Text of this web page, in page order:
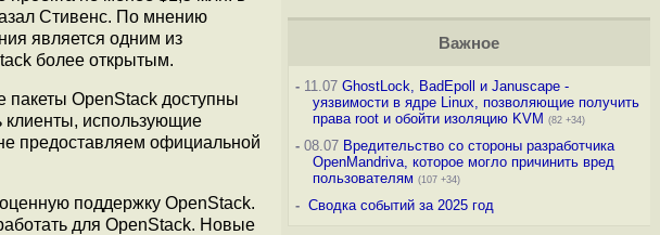
Стивенс. По мнению
является одним из
более открытым.
пакеты OpenStack доступны
клиенты, использующие
предоставляем официальной
поддержку OpenStack.
для OpenStack. Новые
Важное
-11.07 GhostLock, BadEpoll и Januscape -
уязвимости в ядре Linux, позволяющие получить
права root и обойти изоляцию KVM (82 +34)
-08.07 Вредительство со стороны разработчика
OpenMandriva, которое могло причинить вред
пользователям (107 +34)
- Сводка событий за 2025 год